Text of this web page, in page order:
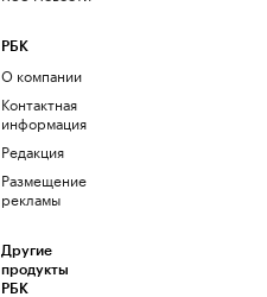
РБК
О компании
Контактная
информация
Редакция
Размещение
рекламы
Другие
продукты
РБК